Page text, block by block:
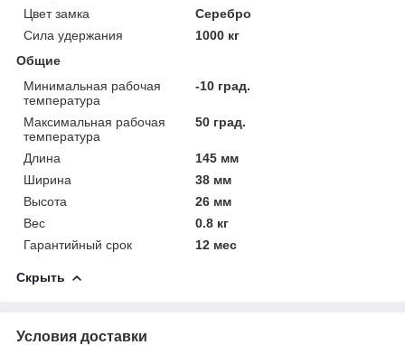
Цвет замка
Серебро
Сила удержания
1000 кг
Общие
Минимальная рабочая
температура
-10 град.
Максимальная рабочая
температура
50 град.
Длина
145 мм
Ширина
38 мм
Высота
26 мм
Вес
0.8 кг
Гарантийный срок
12 мес
Скрыть
Условия доставки